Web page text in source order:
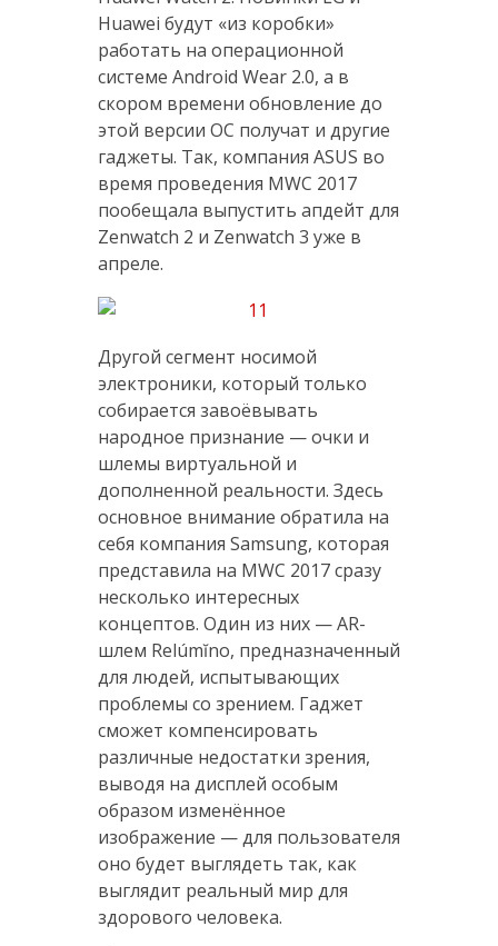
Huawei будут «из коробки»
работать на операционной
системе Android Wear 2.0, а в
скором времени обновление до
этой версии ОС получат и другие
гаджеты. Так, компания ASUS во
время проведения MWC 2017
пообещала выпустить апдейт для
Zenwatch 2 и Zenwatch 3 уже в
апреле.
Другой сегмент носимой
электроники, который только
собирается завоёвывать
народное признание — очки и
шлемы виртуальной и
дополненной реальности. Здесь
основное внимание обратила на
себя компания Samsung, которая
представила на MWC 2017 сразу
несколько интересных
концептов. Один из них — AR-
шлем Relúmĭno, предназначенный
для людей, испытывающих
проблемы со зрением. Гаджет
сможет компенсировать
различные недостатки зрения,
выводя на дисплей особым
образом изменённое
изображение — для пользователя
оно будет выглядеть так, как
выглядит реальный мир для
здорового человека.